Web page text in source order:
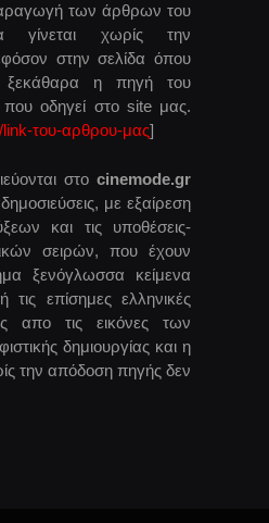
των άρθρων του
χωρίς την
στην σελίδα όπου
ξεκάθαρα η πηγή του
οδηγεί στο site μας.
του-αρθρου-μας]
στο cinemode.gr
με εξαίρεση
και τις υποθέσεις-
σειρών, που έχουν
ξενόγλωσσα κείμενα
επίσημες ελληνικές
απο τις εικόνες των
δημιουργίας και η
την απόδοση πηγής δεν